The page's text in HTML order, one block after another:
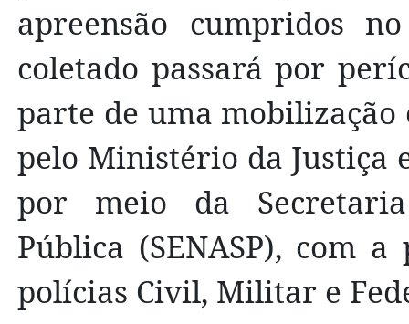
apreensão cumpridos
coletado passará por
parte de uma
pelo Ministério da Justiça
por meio da
Pública (SENASP), com
polícias Civil, Militar e